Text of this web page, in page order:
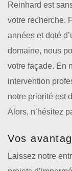
Reinhard est
votre recherche.
années et doté
domaine, nous
votre façade. En
intervention
notre priorité est
Alors, n’hésitez
Vos
Laissez notre